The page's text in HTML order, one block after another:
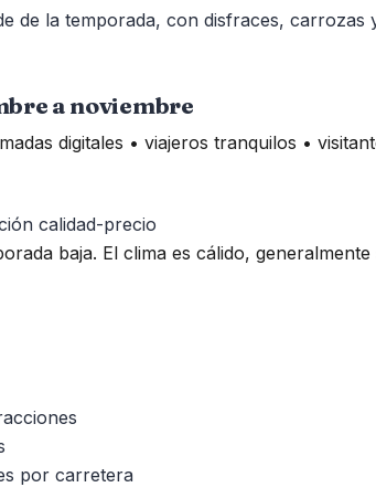
de la temporada, con disfraces, carrozas
a noviembre
digitales • viajeros tranquilos •
calidad-precio
baja. El clima es cálido,
por carretera